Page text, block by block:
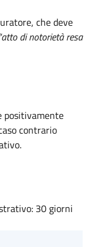
che deve
di notorietà resa
positivamente
contrario
30 giorni